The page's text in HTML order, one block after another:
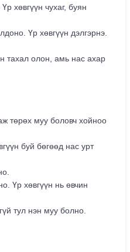
хөвгүүн чухаг, буян
Үр хөвгүүн дэлгэрнэ.
тахал олон, амь нас ахар
төрөх муу боловч хойноо
буй бөгөөд нас урт
Үр хөвгүүн нь өвчин
тул нэн муу болно.